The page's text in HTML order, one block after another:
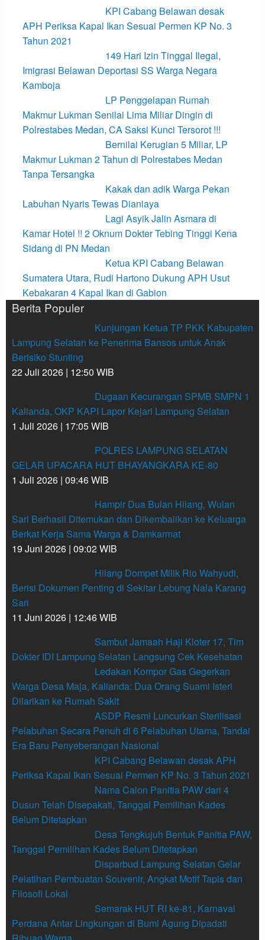
KPI Cabang Belawan desak
APH Periksa Kapal Ikan Sesuai Permen KP No. 3
Tahun 2021
149 Hari Izin Tinggal Ilegal,
Imigrasi Belawan Deportasi SS Warga Negara
Kamboja
LP Penggelapan Rumah
Makmur Lukman Senilai Lima Miliar Dingin di
Polrestabes Medan, CA Saksi Kunci Tersorot !!!
Bernilai Kerugian 5 Miliar, LP
Makmur Lukman 2 Tahun di Polrestabes Medan
Tanpa Tersangka
Kakak dan adik Warga Pekan
Labuhan Nyaris Tewas Dianiaya
Lagi Asyik Jalin Asmara di
Kamar Hotel !! 2 Oknum Dokter Tebing Tinggi Kena
Sidang di PN Medan
Ketua KPI Cabang Belawan
Sumatera Utara, Rudi Hartono Dukung APH Usut
Kebakaran 4 Kapal Ikan di Gabion
Berita Populer
Kunjungan Ketua TP PKK Kabupaten
Lampung Selatan ke Penerima Bansos untuk Anak
Berisiko Stunting
22 Juli 2026 | 12:50 WIB
Dugaan Kecurangan SPMB SMPN 1
Kalianda, OKP KAPI Lapor Kejari Lampung Selatan
1 Juli 2026 | 17:05 WIB
POLRES LAMPUNG SELATAN
GELAR UPACARA HUT BHAYANGKARA KE-80
1 Juli 2026 | 09:46 WIB
Hampir Dua Bulan Hilang, Wulan
Sari Berhasil Ditemukan dan Dikembalikan ke Keluarga
Berkat Kerja Sama Warga & Damkarmat
19 Juni 2026 | 09:02 WIB
Hilang Dompet Milik Rio Wahyudi,
Berisi Dokumen Penting di Sekitar Lebung Nala Karang
Sari
11 Juni 2026 | 12:46 WIB
Sambut Jamaah Haji Kloter 17, Tim
Dokter IDI Lampung Selatan Langsung Cek Kesehatan
Ledakan Kompor Gas Gegerkan
Warga Desa Maja, Kalianda: Dua Orang Suami Isteri
Dilarikan ke Rumah Sakit
ASDP Resmi Luncurkan Sterilisasi
Pelabuhan Secara Penuh di 6 Pelabuhan Utama, Tandai
Era Baru Penyeberangan Nasional
KPI Cabang Belawan desak APH
Periksa Kapal Ikan Sesuai Permen KP No. 3 Tahun 2021
Nama Calon Panitia PAW dari 4
Dusun Telah Disepakati, Tanggal Pemilihan Kades
Belum Ditetapkan
Desa Tengkujuh Bentuk Panitia PAW,
Tanggal Pemilihan Kades Belum Ditetapkan
Disparbud Lampung Selatan Gelar
Pelatihan Pembuatan Souvenir, Angkat Motif Tapis dan
Filosofi Lokal
Semarak HUT RI ke-81, Karnaval
Perdana Antar Lingkungan di Bumi Agung Dipadati